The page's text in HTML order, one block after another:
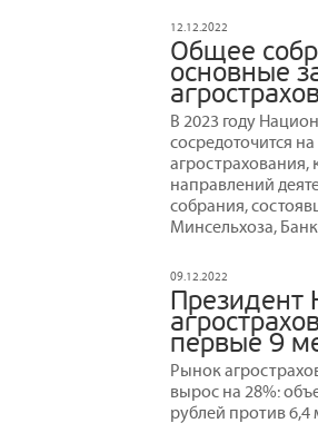
12.12.2022
Общее
основные
В 2023 году
сосредоточится
направлений
собрания,
Минсельхоза,
09.12.2022
Президент
первые 9
Рынок
вырос на 28%:
рублей против